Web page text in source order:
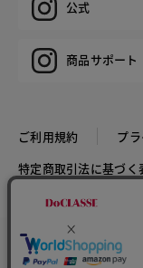
カラー
公式
商品サポート
ご利用規約
プ
特定商取引法に基づく
COPYRIGHT ©